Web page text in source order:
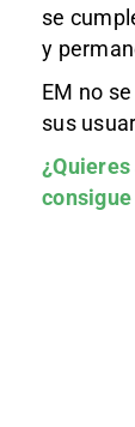
se
y
EM no
sus